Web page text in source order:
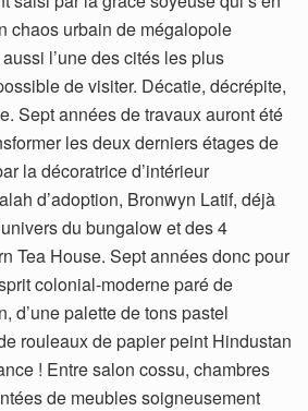
chaos urbain de mégalopole
l’une des cités les plus
de visiter. Décatie, décrépite,
Sept années de travaux auront été
les deux derniers étages de
la décoratrice d’intérieur
d’adoption, Bronwyn Latif, déjà
du bungalow et des 4
Tea House. Sept années donc pour
colonial-moderne paré de
d’une palette de tons pastel
rouleaux de papier peint Hindustan
! Entre salon cossu, chambres
de meubles soigneusement